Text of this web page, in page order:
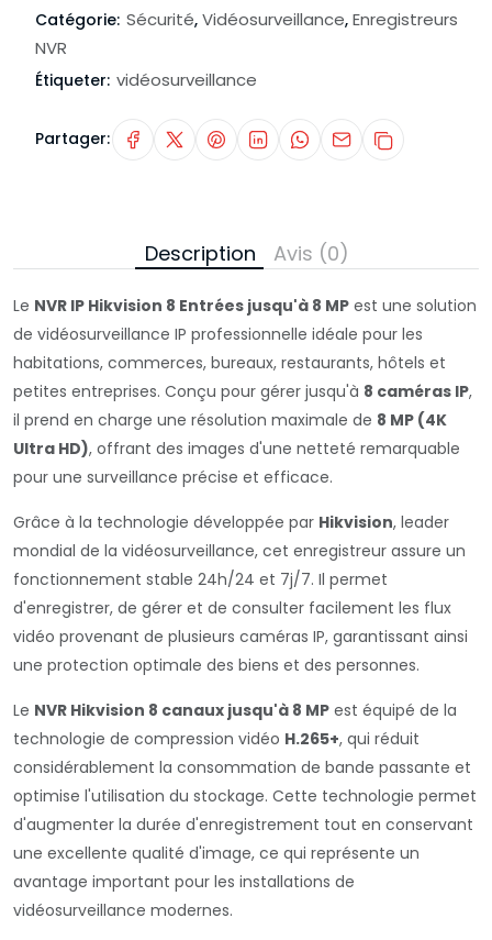
Catégorie: Sécurité, Vidéosurveillance, Enregistreurs
NVR
Étiqueter: vidéosurveillance
Partager:
Description Avis (0)
Le NVR IP Hikvision 8 Entrées jusqu'à 8 MP est une solution
de vidéosurveillance IP professionnelle idéale pour les
habitations, commerces, bureaux, restaurants, hôtels et
petites entreprises. Conçu pour gérer jusqu'à 8 caméras IP,
il prend en charge une résolution maximale de 8 MP (4K
Ultra HD), offrant des images d'une netteté remarquable
pour une surveillance précise et efficace.
Grâce à la technologie développée par Hikvision, leader
mondial de la vidéosurveillance, cet enregistreur assure un
fonctionnement stable 24h/24 et 7j/7. Il permet
d'enregistrer, de gérer et de consulter facilement les flux
vidéo provenant de plusieurs caméras IP, garantissant ainsi
une protection optimale des biens et des personnes.
Le NVR Hikvision 8 canaux jusqu'à 8 MP est équipé de la
technologie de compression vidéo H.265+, qui réduit
considérablement la consommation de bande passante et
optimise l'utilisation du stockage. Cette technologie permet
d'augmenter la durée d'enregistrement tout en conservant
une excellente qualité d'image, ce qui représente un
avantage important pour les installations de
vidéosurveillance modernes.